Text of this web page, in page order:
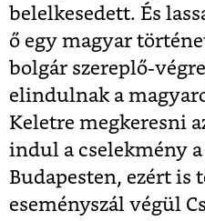
belelkesedett. És
ő egy magyar
bolgár szereplő-
elindulnak a
Keletre megkeresni
indul a cselekmény
Budapesten, ezért is
eseményszál végül